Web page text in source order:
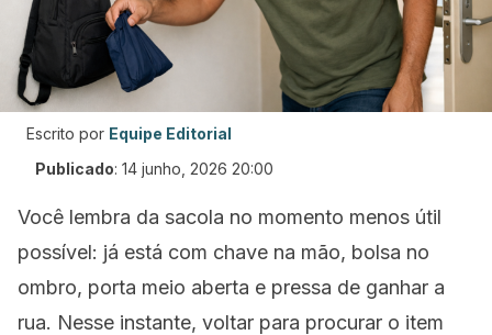
Escrito por Equipe Editorial
Publicado: 14 junho, 2026 20:00
Você lembra da sacola no momento menos útil
possível: já está com chave na mão, bolsa no
ombro, porta meio aberta e pressa de ganhar a
rua. Nesse instante, voltar para procurar o item